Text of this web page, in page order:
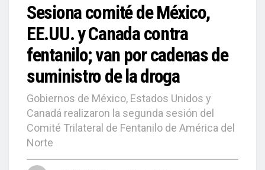
Sesiona comité de México,
EE.UU. y Canada contra
fentanilo; van por cadenas de
suministro de la droga
Gobiernos de México, Estados Unidos y
Canadá realizaron la segunda sesión del
Comité Trilateral de Fentanilo de América del
Norte